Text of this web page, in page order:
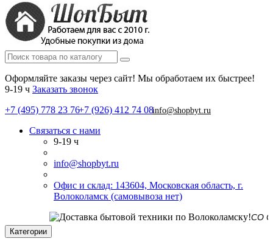
Оформляйте заказы через сайт! Мы обработаем их быстрее!
9-19 ч Заказать звонок
+7 (495) 778 23 76+7 (926) 412 74 08info@shopbyt.ru
Связаться с нами
9-19 ч
info@shopbyt.ru
Офис и склад: 143604, Московская область, г.
Волоколамск (самовывоза нет)
СО
Категории